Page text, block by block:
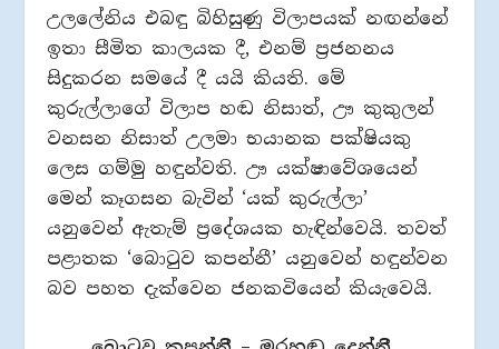
උලලේනිය එබඳු බිහිසුණු විලාපයක් නඟන්නේ
ඉතා සීමිත කාලයක දී, එනම් ප්‍රජනනය
සිදුකරන සමයේ දී යයි කියති. මේ
කුරුල්ලාගේ විලාප හඬ නිසාත්, ඌ කුකුලන්
වනසන නිසාත් උලමා භයානක පක්ෂියකු
ලෙස ගම්මු හඳුන්වති. ඌ යක්ෂාවේශයෙන්
මෙන් කෑගසන බැවින් ‘යක් කුරුල්ලා’
යනුවෙන් ඇතැම් ප්‍රදේශයක හැඳින්වෙයි. තවත්
පළාතක ‘බොටුව කපන්නී’ යනුවෙන් හඳුන්වන
බව පහත දැක්වෙන ජනකවියෙන් කියැවෙයි.